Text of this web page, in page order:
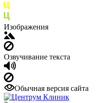
Изображения
Озвучивание текста
Обычная версия сайта